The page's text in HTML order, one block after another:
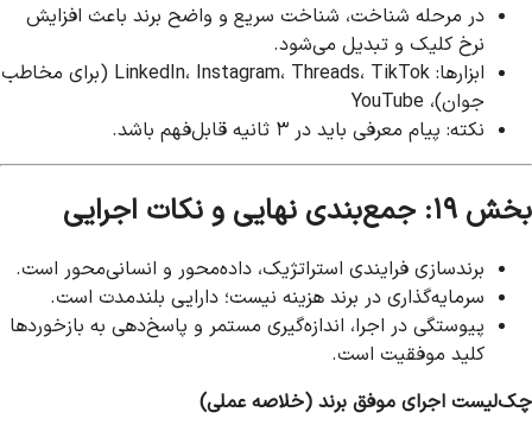
در مرحله شناخت، شناخت سریع و واضح برند باعث افزایش
نرخ کلیک و تبدیل می‌شود.
ابزارها: LinkedIn، Instagram، Threads، TikTok (برای مخاطب
جوان)، YouTube
نکته: پیام معرفی باید در ۳ ثانیه قابل‌فهم باشد.
بخش ۱۹: جمع‌بندی نهایی و نکات اجرایی
برندسازی فرایندی استراتژیک، داده‌محور و انسانی‌محور است.
سرمایه‌گذاری در برند هزینه نیست؛ دارایی بلندمدت است.
پیوستگی در اجرا، اندازه‌گیری مستمر و پاسخ‌دهی به بازخوردها
کلید موفقیت است.
چک‌لیست اجرای موفق برند (خلاصه عملی)